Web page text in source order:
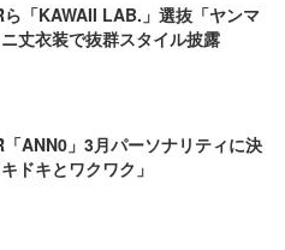
「KAWAII LAB.」選抜「ヤンマ
丈衣装で抜群スタイル披露
ANN0」3月パーソナリティに決
ドキとワクワク」